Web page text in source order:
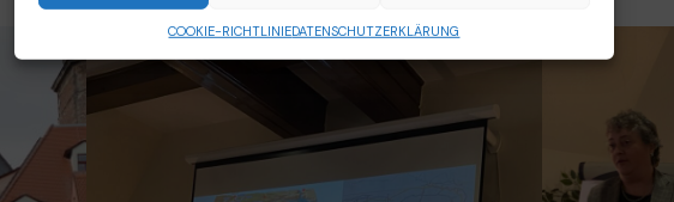
COOKIE-RICHTLINIEDATENSCHUTZERKLÄRUNG